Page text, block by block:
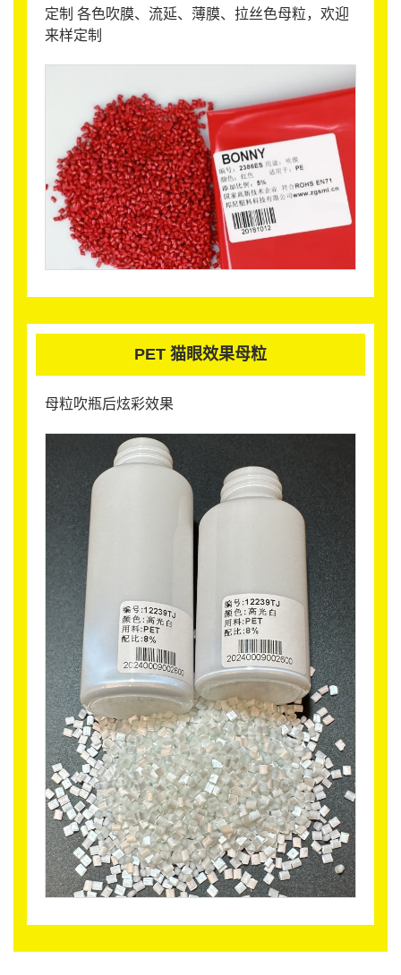
定制 各色吹膜、流延、薄膜、拉丝色母粒，欢迎
来样定制
PET 猫眼效果母粒
母粒吹瓶后炫彩效果